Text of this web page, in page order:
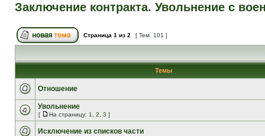
Заключение контракта. Увольнение с
Страница 1 из 2 [ Тем: 101 ]
Темы
Отношение
Увольнение
[ На страницу: 1 2 3 ]
Исключение из списков части